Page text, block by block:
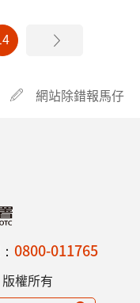
網站除錯報馬仔
0800-011765
權所有